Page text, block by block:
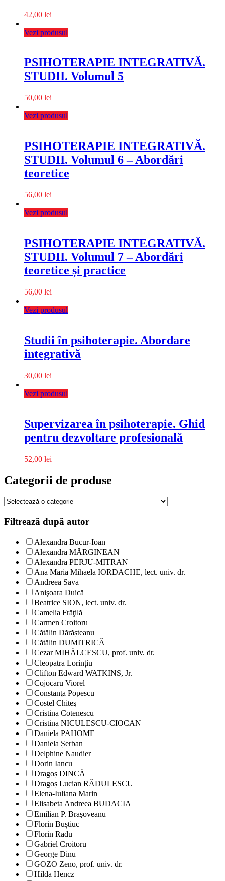
42,00 lei
Vezi produsul
PSIHOTERAPIE INTEGRATIVĂ.
STUDII. Volumul 5
50,00 lei
Vezi produsul
PSIHOTERAPIE INTEGRATIVĂ.
STUDII. Volumul 6 – Abordări
teoretice
56,00 lei
Vezi produsul
PSIHOTERAPIE INTEGRATIVĂ.
STUDII. Volumul 7 – Abordări
teoretice și practice
56,00 lei
Vezi produsul
Studii în psihoterapie. Abordare
integrativă
30,00 lei
Vezi produsul
Supervizarea în psihoterapie. Ghid
pentru dezvoltare profesională
52,00 lei
Categorii de produse
Filtrează după autor
Alexandra Bucur-Ioan
Alexandra MĂRGINEAN
Alexandra PERJU-MITRAN
Ana Maria Mihaela IORDACHE, lect. univ. dr.
Andreea Sava
Anişoara Duică
Beatrice SION, lect. univ. dr.
Camelia Frăţilă
Carmen Croitoru
Cătălin Dărășteanu
Cătălin DUMITRICĂ
Cezar MIHĂLCESCU, prof. univ. dr.
Cleopatra Lorințiu
Clifton Edward WATKINS, Jr.
Cojocaru Viorel
Constanţa Popescu
Costel Chiteş
Cristina Cotenescu
Cristina NICULESCU-CIOCAN
Daniela PAHOME
Daniela Șerban
Delphine Naudier
Dorin Iancu
Dragoș DINCĂ
Dragoș Lucian RĂDULESCU
Elena-Iuliana Marin
Elisabeta Andreea BUDACIA
Emilian P. Braşoveanu
Florin Buștiuc
Florin Radu
Gabriel Croitoru
George Dinu
GOZO Zeno, prof. univ. dr.
Hilda Hencz